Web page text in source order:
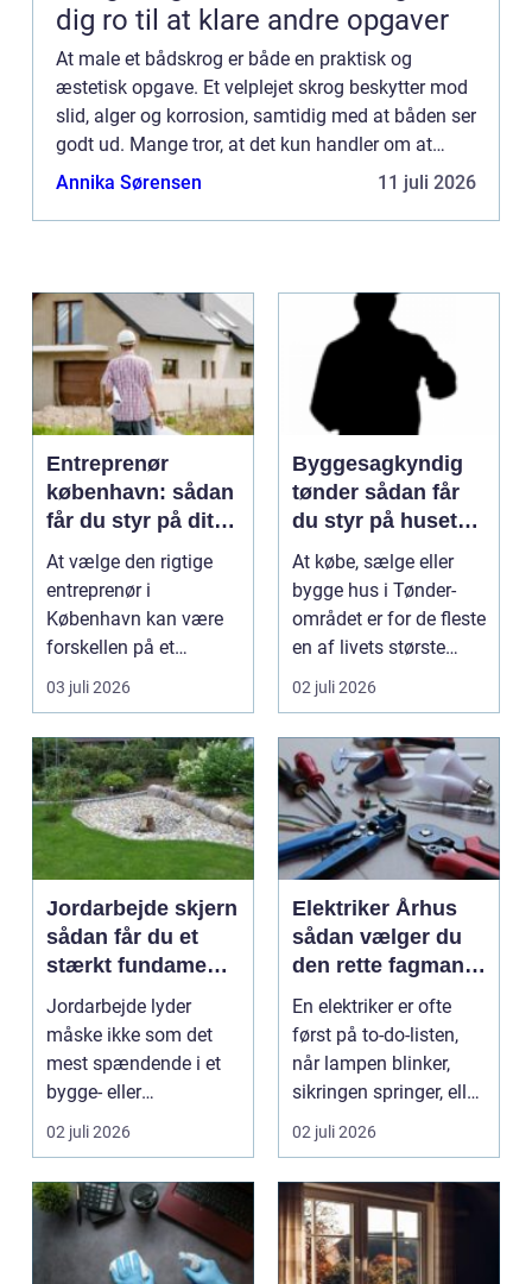
dig ro til at klare andre opgaver
At male et bådskrog er både en praktisk og
æstetisk opgave. Et velplejet skrog beskytter mod
slid, alger og korrosion, samtidig med at båden ser
godt ud. Mange tror, at det kun handler om at
påføre maling, men for...
Annika Sørensen 11 juli 2026
Entreprenør
københavn: sådan
får du styr på dit
byggeprojekt
At vælge den rigtige
entreprenør i
København kan være
forskellen på et
byggeprojekt, der
03 juli 2026
Byggesagkyndig
tønder sådan får
du styr på husets
tilstand
At købe, sælge eller
bygge hus i Tønder-
området er for de fleste
en af livets største
beslutninger. ...
02 juli 2026
Jordarbejde skjern
sådan får du et
stærkt fundament
til dit projekt
Jordarbejde lyder
måske ikke som det
mest spændende i et
bygge- eller
haveprojekt, men hele
02 juli 2026
Elektriker Århus
sådan vælger du
den rette fagmand
til opgaven
En elektriker er ofte
først på to-do-listen,
når lampen blinker,
sikringen springer, eller
du skal h...
02 juli 2026